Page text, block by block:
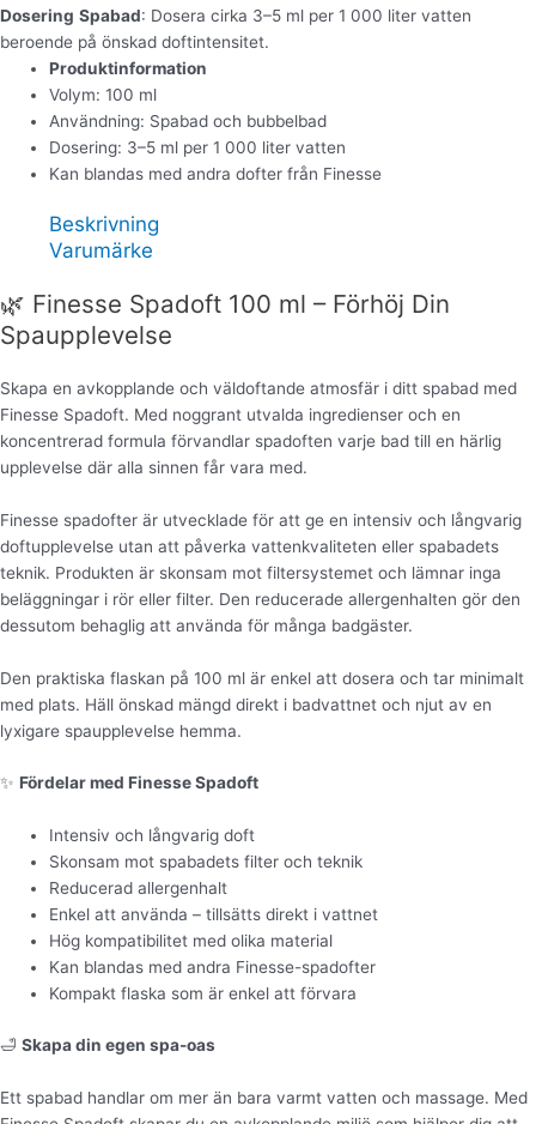
Dosering Spabad: Dosera cirka 3–5 ml per 1 000 liter vatten
beroende på önskad doftintensitet.
Produktinformation
Volym: 100 ml
Användning: Spabad och bubbelbad
Dosering: 3–5 ml per 1 000 liter vatten
Kan blandas med andra dofter från Finesse
Beskrivning
Varumärke
🌿 Finesse Spadoft 100 ml – Förhöj Din
Spaupplevelse
Skapa en avkopplande och väldoftande atmosfär i ditt spabad med
Finesse Spadoft. Med noggrant utvalda ingredienser och en
koncentrerad formula förvandlar spadoften varje bad till en härlig
upplevelse där alla sinnen får vara med.
Finesse spadofter är utvecklade för att ge en intensiv och långvarig
doftupplevelse utan att påverka vattenkvaliteten eller spabadets
teknik. Produkten är skonsam mot filtersystemet och lämnar inga
beläggningar i rör eller filter. Den reducerade allergenhalten gör den
dessutom behaglig att använda för många badgäster.
Den praktiska flaskan på 100 ml är enkel att dosera och tar minimalt
med plats. Häll önskad mängd direkt i badvattnet och njut av en
lyxigare spaupplevelse hemma.
✨ Fördelar med Finesse Spadoft
Intensiv och långvarig doft
Skonsam mot spabadets filter och teknik
Reducerad allergenhalt
Enkel att använda – tillsätts direkt i vattnet
Hög kompatibilitet med olika material
Kan blandas med andra Finesse-spadofter
Kompakt flaska som är enkel att förvara
🛁 Skapa din egen spa-oas
Ett spabad handlar om mer än bara varmt vatten och massage. Med